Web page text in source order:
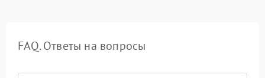
FAQ. Ответы на вопросы